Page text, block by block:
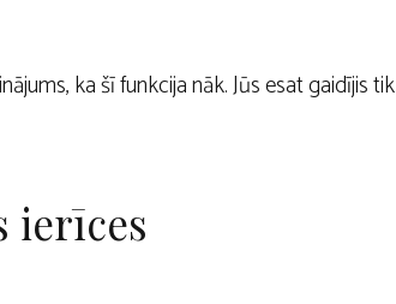
ka šī funkcija nāk. Jūs esat gaidījis tik
ierīces